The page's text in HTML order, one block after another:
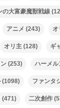
の大富豪魔獣戦線
アニメ (243) オ
オリ主(128) ギ
(253) ハーメル
(1098) ファンタ
(471) 二次創作